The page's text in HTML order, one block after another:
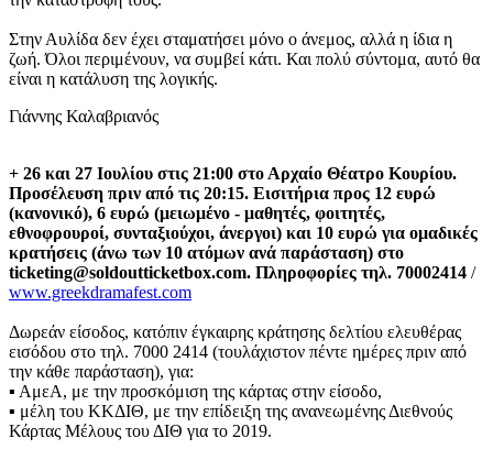
Στην Αυλίδα δεν έχει σταματήσει μόνο ο άνεμος, αλλά η ίδια η
ζωή. Όλοι περιμένουν, να συμβεί κάτι. Και πολύ σύντομα, αυτό θα
είναι η κατάλυση της λογικής.
Γιάννης Καλαβριανός
+ 26 και 27 Ιουλίου στις 21:00 στο Αρχαίο Θέατρο Κουρίου.
Προσέλευση πριν από τις 20:15. Εισιτήρια προς 12 ευρώ
(κανονικό), 6 ευρώ (μειωμένο - μαθητές, φοιτητές,
εθνοφρουροί, συνταξιούχοι, άνεργοι) και 10 ευρώ για ομαδικές
κρατήσεις (άνω των 10 ατόμων ανά παράσταση) στο
ticketing@soldoutticketbox.com. Πληροφορίες τηλ. 70002414 /
www.greekdramafest.com
Δωρεάν είσοδος, κατόπιν έγκαιρης κράτησης δελτίου ελευθέρας
εισόδου στο τηλ. 7000 2414 (τουλάχιστον πέντε ημέρες πριν από
την κάθε παράσταση), για:
▪ ΑμεΑ, με την προσκόμιση της κάρτας στην είσοδο,
▪ μέλη του ΚΚΔΙΘ, με την επίδειξη της ανανεωμένης Διεθνούς
Κάρτας Μέλους του ΔΙΘ για το 2019.